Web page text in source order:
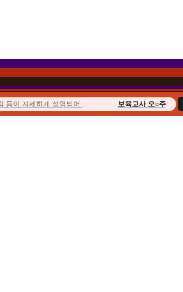
보육교사 오○주
이벤트를 통해 합리적인 가격에 수강할 수 있었고 강의의 질 또한 우수하여...
경영학 이○헌